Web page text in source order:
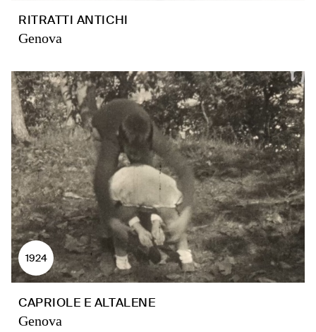
RITRATTI ANTICHI
Genova
1924
CAPRIOLE E ALTALENE
Genova